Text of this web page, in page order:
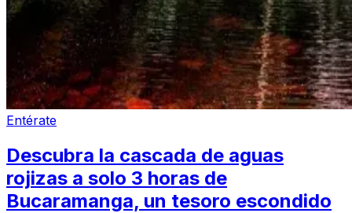
Entérate
Descubra la cascada de aguas
rojizas a solo 3 horas de
Bucaramanga, un tesoro escondido